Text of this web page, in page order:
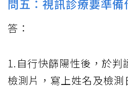
問五：視訊診療要準備
答：
1.自行快篩陽性後，於判
檢測片，寫上姓名及檢測